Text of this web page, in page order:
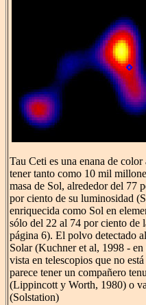
Tau Ceti es una enana de
tener tanto como 10 mil
masa de Sol, alrededor del 77
por ciento de su luminosidad
enriquecida como Sol en
sólo del 22 al 74 por ciento de
página 6). El polvo detectado
Solar (Kuchner et al, 1998 -
vista en telescopios que no
parece tener un compañero
(Lippincott y Worth, 1980) o
(Solstation)